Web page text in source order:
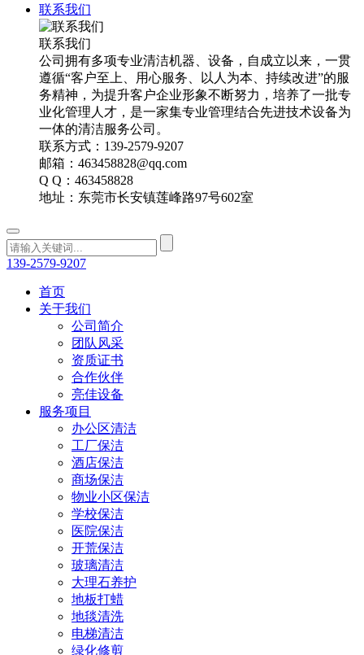
联系我们
联系我们
公司拥有多项专业清洁机器、设备，自成立以来，一贯
遵循“客户至上、用心服务、以人为本、持续改进”的服
务精神，为提升客户企业形象不断努力，培养了一批专
业化管理人才，是一家集专业管理结合先进技术设备为
一体的清洁服务公司。
联系方式：139-2579-9207
邮箱：463458828@qq.com
Q Q：463458828
地址：东莞市长安镇莲峰路97号602室
139-2579-9207
首页
关于我们
公司简介
团队风采
资质证书
合作伙伴
亮佳设备
服务项目
办公区清洁
工厂保洁
酒店保洁
商场保洁
物业小区保洁
学校保洁
医院保洁
开荒保洁
玻璃清洁
大理石养护
地板打蜡
地毯清洗
电梯清洁
绿化修剪